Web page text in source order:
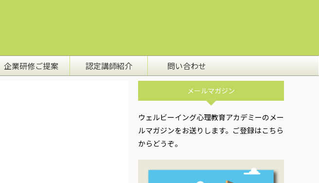
企業研修ご提案 認定講師紹介 問い合わせ
メールマガジン
ウェルビーイング心理教育アカデミーのメー
ルマガジンをお送りします。ご登録はこちら
からどうぞ。